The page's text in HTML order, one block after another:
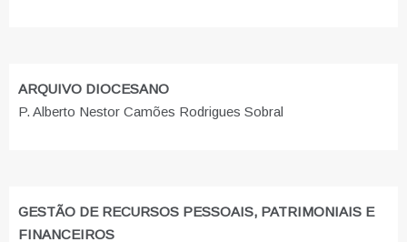
ARQUIVO DIOCESANO
P. Alberto Nestor Camões Rodrigues Sobral
GESTÃO DE RECURSOS PESSOAIS, PATRIMONIAIS E
FINANCEIROS